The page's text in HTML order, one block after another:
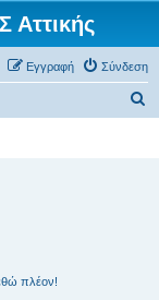
Αττικής
Σύνδεση
Εγγραφή
πλέον!